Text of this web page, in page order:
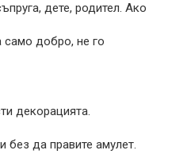
дете, родител. Ако
само добро, не го
декорацията.
без да правите амулет.